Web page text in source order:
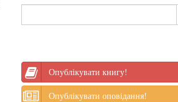
Опублікувати книгу!
Опублікувати оповідання!